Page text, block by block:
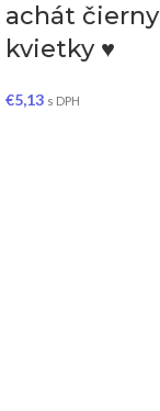
achát čierny
kvietky ♥
€5,13 s DPH